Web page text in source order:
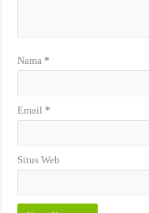
Nama*
Email*
Situs Web